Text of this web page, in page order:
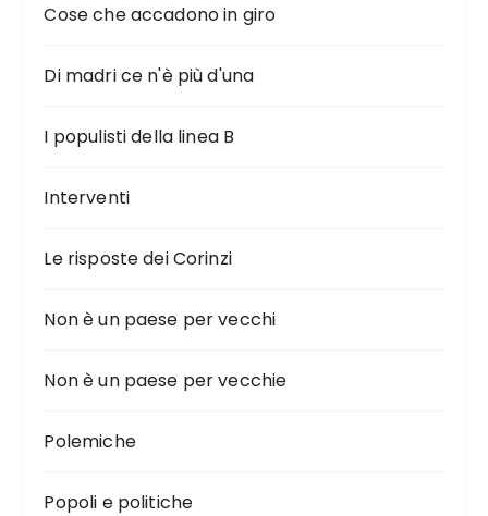
Cose che accadono in giro
Di madri ce n'è più d'una
I populisti della linea B
Interventi
Le risposte dei Corinzi
Non è un paese per vecchi
Non è un paese per vecchie
Polemiche
Popoli e politiche